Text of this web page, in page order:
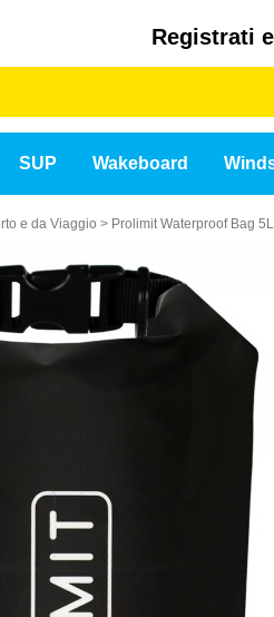
Registrati
SUP Wakeboard
e da Viaggio > Prolimit Waterproof Bag